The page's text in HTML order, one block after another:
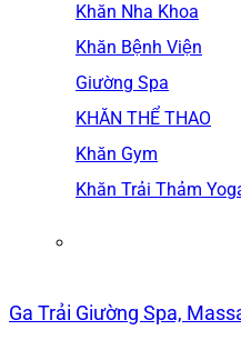
Khăn Nha Khoa
Khăn Bệnh Viện
Giường Spa
KHĂN THỂ THAO
Khăn Gym
Khăn Trải Thảm
Ga Trải Giường Spa,